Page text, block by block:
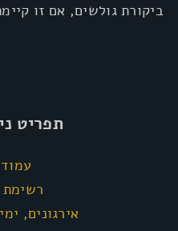
ביקורת גולשים, אם זו
תפריט
רשימת
אירגונים,